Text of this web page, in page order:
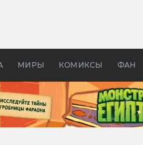
МИРЫ КОМИКСЫ ФАН
в России —